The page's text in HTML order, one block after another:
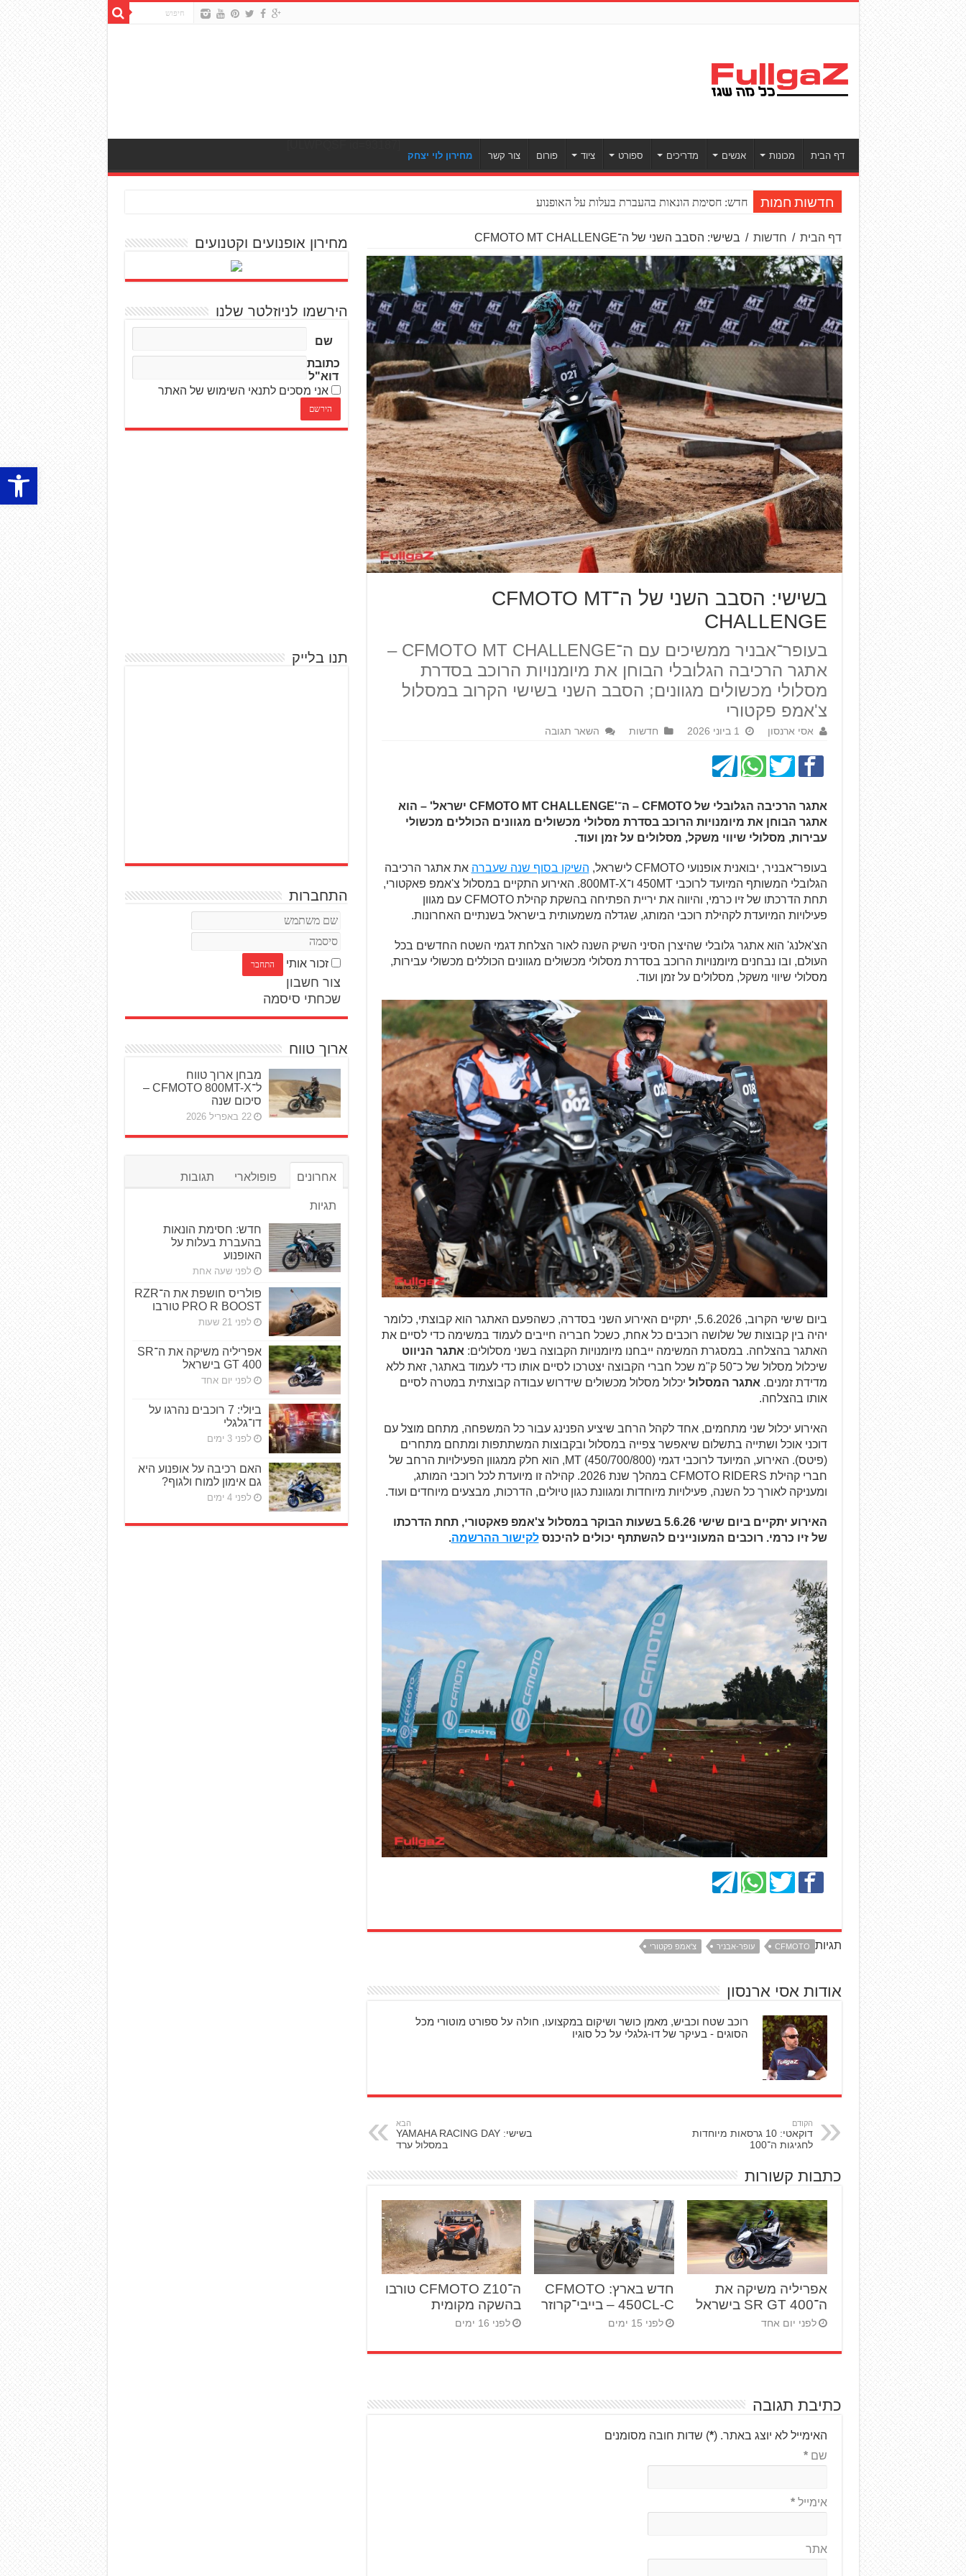
פתח
דף הבית מכונות אנשים מדריכים ספורט ציוד פורום צור קשר מחירון לוי יצחק
חדשות חמות חדש: חסימת הונאות בהעברת בעלות על האופנוע
דף הבית / חדשות / בשישי: הסבב השני של ה־CFMOTO MT CHALLENGE
בשישי: הסבב השני של ה־CFMOTO MT
CHALLENGE
בעופר־אבניר ממשיכים עם ה־CFMOTO MT CHALLENGE –
אתגר הרכיבה הגלובלי הבוחן את מיומנויות הרוכב בסדרת
מסלולי מכשולים מגוונים; הסבב השני בשישי הקרוב במסלול
צ'אמפ פקטורי
אסי ארנסון 1 ביוני 2026 חדשות השאר תגובה
אתגר הרכיבה הגלובלי של CFMOTO – ה־'CFMOTO MT CHALLENGE ישראל' – הוא
אתגר הבוחן את מיומנויות הרוכב בסדרת מסלולי מכשולים מגוונים הכוללים מכשולי
עבירות, מסלולי שיווי משקל, מסלולים על זמן ועוד.
בעופר־אבניר, יבואנית אופנועי CFMOTO לישראל, השיקו בסוף שנה שעברה את אתגר הרכיבה
הגלובלי המשותף המיועד לרוכבי 450MT ו־800MT-X. האירוע התקיים במסלול צ'אמפ פאקטורי,
תחת הדרכתו של זיו כרמי, והיווה את יריית הפתיחה בהשקת קהילת CFMOTO עם מגוון
פעילויות המיועדת לקהילת רוכבי המותג, שגדלה משמעותית בישראל בשנתיים האחרונות.
הצ'אלנג' הוא אתגר גלובלי שהיצרן הסיני השיק השנה לאור הצלחת דגמי השטח החדשים בכל
העולם, ובו נבחנים מיומנויות הרוכב בסדרת מסלולי מכשולים מגוונים הכוללים מכשולי עבירות,
מסלולי שיווי משקל, מסלולים על זמן ועוד.
ביום שישי הקרוב, 5.6.2026, יתקיים האירוע השני בסדרה, כשהפעם האתגר הוא קבוצתי, כלומר
יהיה בין קבוצות של שלושה רוכבים כל אחת, כשכל חבריה חייבים לעמוד במשימה כדי לסיים את
האתגר בהצלחה. במסגרת המשימה ייבחנו מיומנויות הקבוצה בשני מסלולים: אתגר הניווט
שיכלול מסלול של כ־50 ק"מ שכל חברי הקבוצה יצטרכו לסיים אותו כדי לעמוד באתגר, זאת ללא
מדידת זמנים. אתגר המסלול יכלול מסלול מכשולים שידרוש עבודה קבוצתית במטרה לסיים
אותו בהצלחה.
האירוע יכלול שני מתחמים, אחד לקהל הרחב שיציע הפנינג עבור כל המשפחה, מתחם מוצל עם
דוכני אוכל ושתייה בתשלום שיאפשר צפייה במסלול ובקבוצות המשתתפות ומתחם מתחרים
(פיטס). האירוע, המיועד לרוכבי דגמי MT (450/700/800), הוא חלק ממגוון הפעילויות הרחב של
חברי קהילת CFMOTO RIDERS במהלך שנת 2026. קהילה זו מיועדת לכל רוכבי המותג,
ומעניקה לאורך כל השנה, פעילויות מיוחדות ומגוונת כגון טיולים, הדרכות, מבצעים מיוחדים ועוד.
האירוע יתקיים ביום שישי 5.6.26 בשעות הבוקר במסלול צ'אמפ פאקטורי, תחת הדרכתו
של זיו כרמי. רוכבים המעוניינים להשתתף יכולים להיכנסלקישור ההרשמה.
תגיות CFMOTO עופר-אבניר צ'אמפ פקטורי
אודות אסי ארנסון
רוכב שטח וכביש, מאמן כושר ושיקום במקצועו, חולה על ספורט מוטורי מכל
הסוגים - בעיקר של דו-גלגלי על כל סוגיו
הקודם
דוקאטי: 10 גרסאות מיוחדות
לחגיגות ה־100
הבא
בשישי: YAMAHA RACING DAY
במסלול ערד
כתבות קשורות
אפריליה משיקה את
ה־SR GT 400 בישראל
לפני יום אחד
חדש בארץ: CFMOTO
450CL-C – בייבי־קרוזר
לפני 15 ימים
ה־CFMOTO Z10 טורבו
בהשקה מקומית
לפני 16 ימים
כתיבת תגובה
האימייל לא יוצג באתר. (
*) שדות חובה מסומנים
שם*
אימייל*
אתר
מחירון אופנועים וקטנועים
הירשמו לניוזלטר שלנו
שם
כתובת
דוא"ל
אני מסכים לתנאי השימוש של האתר
תנו בלייק
התחברות
זכור אותי
צור חשבון
שכחתי סיסמה
ארוך טווח
מבחן ארוך טווח
ל־CFMOTO 800MT-X –
סיכום שנה
22 באפריל 2026
אחרונים פופולארי תגובות
תגיות
חדש: חסימת הונאות
בהעברת בעלות על
האופנוע
לפני שעה אחת
פולריס חושפת את ה־RZR
PRO R BOOST טורבו
לפני 21 שעות
אפריליה משיקה את ה־SR
GT 400 בישראל
לפני יום אחד
ביולי: 7 רוכבים נהרגו על
דו־גלגלי
לפני 3 ימים
האם רכיבה על אופנוע היא
גם אימון למוח ולגוף?
לפני 4 ימים